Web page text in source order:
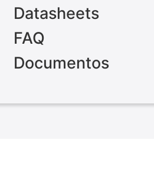
Datasheets
FAQ
Documentos